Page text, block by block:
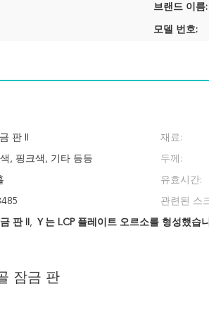
브랜드 이름:
모델 번호:
판 II 재료:
, 핑크색, 기타 등등 두께:
유효시간:
관련된 스
판 II , Ｙ는 LCP 플레이트 오르소를 형성했습
잠금 판